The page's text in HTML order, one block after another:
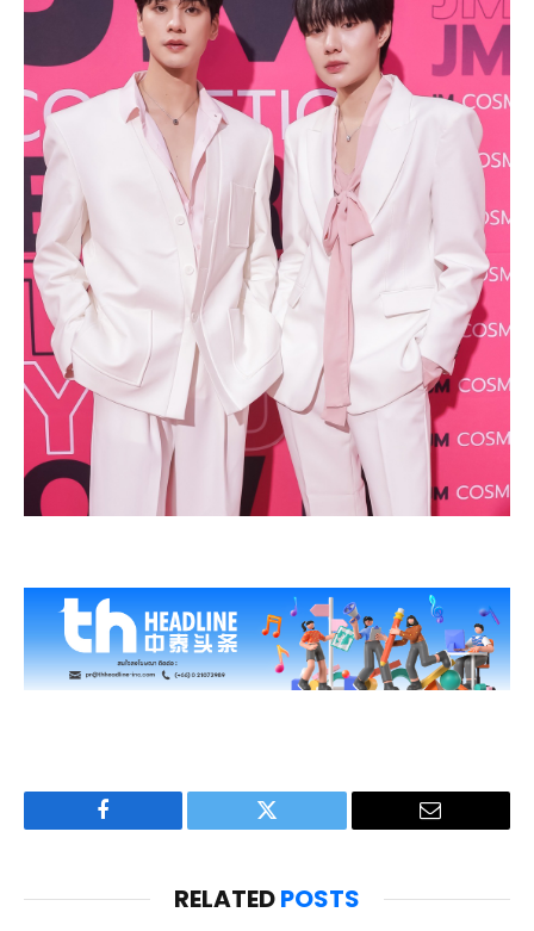
Facebook Twitter Email
RELATEDPOSTS